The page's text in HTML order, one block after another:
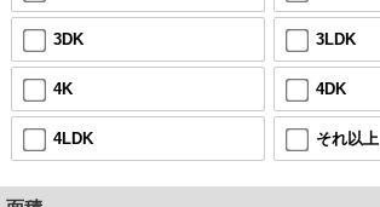
3DK 3LDK
4K 4DK
4LDK それ以上